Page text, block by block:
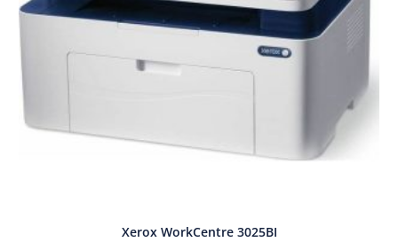
Xerox WorkCentre 3025BI